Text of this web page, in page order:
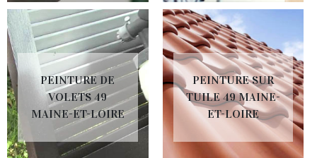
PEINTURE DE
VOLETS 49
MAINE-ET-LOIRE
PEINTURE SUR
TUILE 49 MAINE-
ET-LOIRE